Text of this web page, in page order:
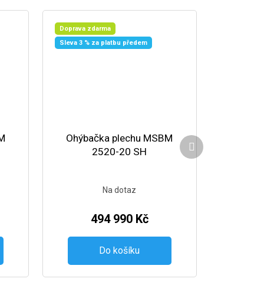
Doprava zdarma
Sleva 3 % za platbu předem
Ohýbačka plechu MSBM
2520-20 SH
Na dotaz
494 990 Kč
Do košíku
Další produkt